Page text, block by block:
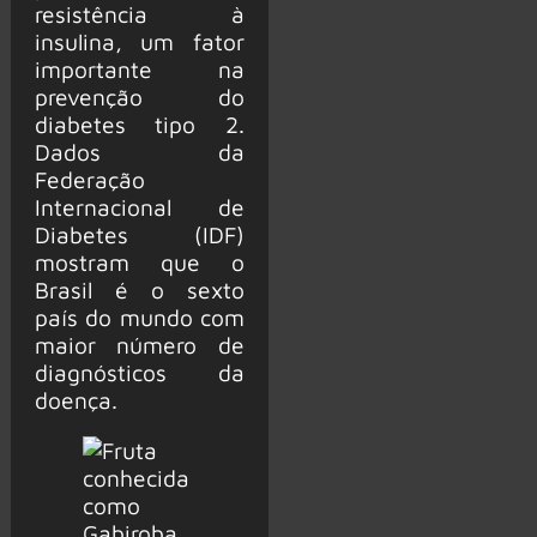
resistência à
insulina, um fator
importante na
prevenção do
diabetes tipo 2.
Dados da
Federação
Internacional de
Diabetes (IDF)
mostram que o
Brasil é o sexto
país do mundo com
maior número de
diagnósticos da
doença.